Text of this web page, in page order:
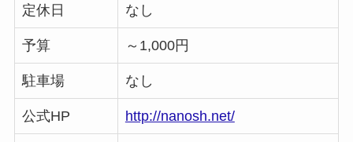
定休日 なし
予算 ～1,000円
駐車場 なし
公式HP http://nanosh.net/